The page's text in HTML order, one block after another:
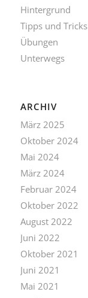
Hintergrund
Tipps und Tricks
Übungen
Unterwegs
ARCHIV
März 2025
Oktober 2024
Mai 2024
März 2024
Februar 2024
Oktober 2022
August 2022
Juni 2022
Oktober 2021
Juni 2021
Mai 2021